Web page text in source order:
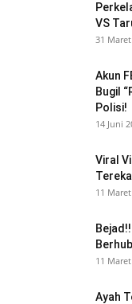
VS
31
Akun
Bugil
Polisi!
14 Juni
Viral
11
11
Ayah